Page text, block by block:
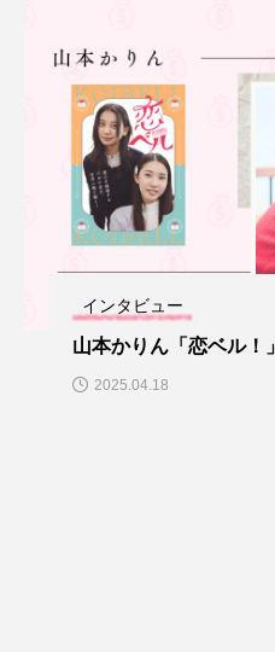
インタビュー
山本かりん「恋ベル！
2025.04.18